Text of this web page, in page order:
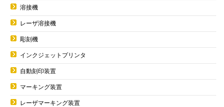
溶接機
レーザ溶接機
彫刻機
インクジェットプリンタ
自動刻印装置
マーキング装置
レーザマーキング装置